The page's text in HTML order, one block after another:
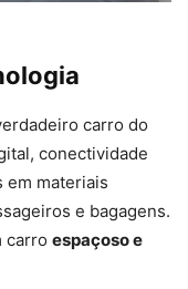
carro do
conectividade
em materiais
e bagagens.
carro espaçoso e